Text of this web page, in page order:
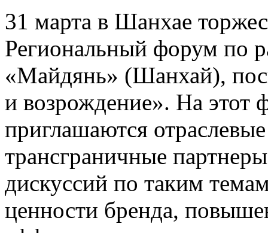
31 марта в Шанхае
Региональный форум по
«Майдянь» (Шанхай),
и возрождение». На этот
приглашаются
трансграничные
дискуссий по таким
ценности бренда,